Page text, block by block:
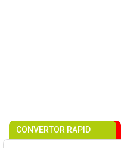
CONVERTOR RAPID